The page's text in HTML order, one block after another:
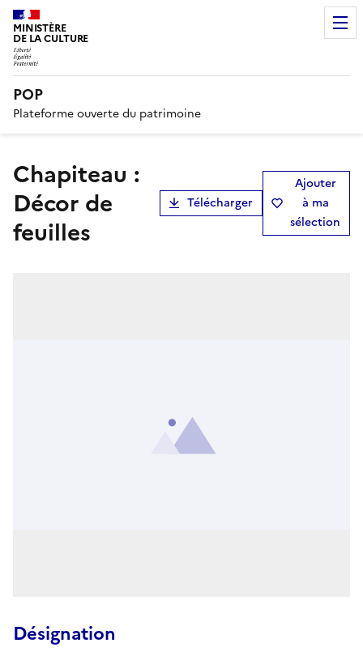
MINISTÈRE
DE LA CULTURE
POP
Plateforme ouverte du patrimoine
Chapiteau :
Décor de
feuilles
Télécharger
Ajouter
à ma
sélection
Désignation